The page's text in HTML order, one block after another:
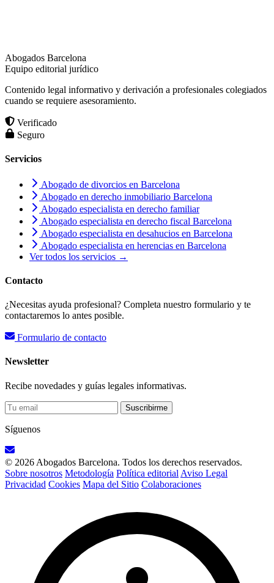
Abogados Barcelona
Equipo editorial jurídico
Contenido legal informativo y derivación a profesionales colegiados
cuando se requiere asesoramiento.
Verificado
Seguro
Servicios
Abogado de divorcios en Barcelona
Abogado en derecho inmobiliario Barcelona
Abogado especialista en derecho familiar
Abogado especialista en derecho fiscal Barcelona
Abogado especialista en desahucios en Barcelona
Abogado especialista en herencias en Barcelona
Ver todos los servicios →
Contacto
¿Necesitas ayuda profesional? Completa nuestro formulario y te
contactaremos lo antes posible.
Formulario de contacto
Newsletter
Recibe novedades y guías legales informativas.
Suscribirme
Síguenos
© 2026 Abogados Barcelona. Todos los derechos reservados.
Sobre nosotros Metodología Política editorial Aviso Legal
Privacidad Cookies Mapa del Sitio Colaboraciones